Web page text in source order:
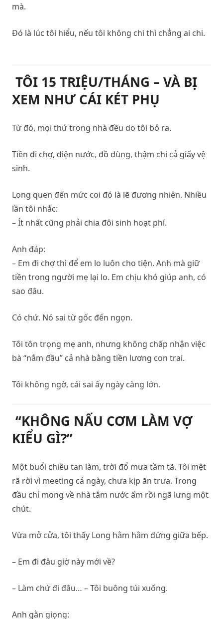
mà.
Đó là lúc tôi hiểu, nếu tôi không chi thì chẳng ai chi.
TÔI 15 TRIỆU/THÁNG – VÀ BỊ
XEM NHƯ CÁI KÉT PHỤ
Từ đó, mọi thứ trong nhà đều do tôi bỏ ra.
Tiền đi chợ, điện nước, đồ dùng, thậm chí cả giấy vệ
sinh.
Long quen đến mức coi đó là lẽ đương nhiên. Nhiều
lần tôi nhắc:
– Ít nhất cũng phải chia đôi sinh hoạt phí.
Anh đáp:
– Em đi chợ thì để em lo luôn cho tiện. Anh mà giữ
tiền trong người mẹ lại lo. Em chịu khó giúp anh, có
sao đâu.
Có chứ. Nó sai từ gốc đến ngọn.
Tôi tôn trọng mẹ anh, nhưng không chấp nhận việc
bà “nắm đầu” cả nhà bằng tiền lương con trai.
Tôi không ngờ, cái sai ấy ngày càng lớn.
“KHÔNG NẤU CƠM LÀM VỢ
KIỂU GÌ?”
Một buổi chiều tan làm, trời đổ mưa tầm tã. Tôi mệt
rã rời vì meeting cả ngày, chưa kịp ăn trưa. Trong
đầu chỉ mong về nhà tắm nước ấm rồi ngã lưng một
chút.
Vừa mở cửa, tôi thấy Long hằm hằm đứng giữa bếp.
– Em đi đâu giờ này mới về?
– Làm chứ đi đâu… – Tôi buông túi xuống.
Anh gằn giọng: